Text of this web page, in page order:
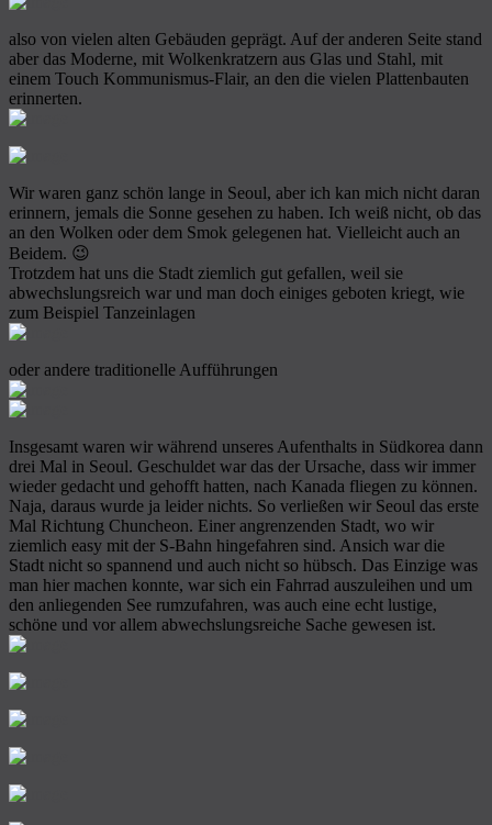
also von vielen alten Gebäuden geprägt. Auf der anderen Seite stand
aber das Moderne, mit Wolkenkratzern aus Glas und Stahl, mit
einem Touch Kommunismus-Flair, an den die vielen Plattenbauten
erinnerten.
Wir waren ganz schön lange in Seoul, aber ich kan mich nicht daran
erinnern, jemals die Sonne gesehen zu haben. Ich weiß nicht, ob das
an den Wolken oder dem Smok gelegenen hat. Vielleicht auch an
Beidem. 😉
Trotzdem hat uns die Stadt ziemlich gut gefallen, weil sie
abwechslungsreich war und man doch einiges geboten kriegt, wie
zum Beispiel Tanzeinlagen
oder andere traditionelle Aufführungen
Insgesamt waren wir während unseres Aufenthalts in Südkorea dann
drei Mal in Seoul. Geschuldet war das der Ursache, dass wir immer
wieder gedacht und gehofft hatten, nach Kanada fliegen zu können.
Naja, daraus wurde ja leider nichts. So verließen wir Seoul das erste
Mal Richtung Chuncheon. Einer angrenzenden Stadt, wo wir
ziemlich easy mit der S-Bahn hingefahren sind. Ansich war die
Stadt nicht so spannend und auch nicht so hübsch. Das Einzige was
man hier machen konnte, war sich ein Fahrrad auszuleihen und um
den anliegenden See rumzufahren, was auch eine echt lustige,
schöne und vor allem abwechslungsreiche Sache gewesen ist.